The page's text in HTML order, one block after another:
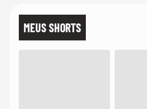
MEUS SHORTS